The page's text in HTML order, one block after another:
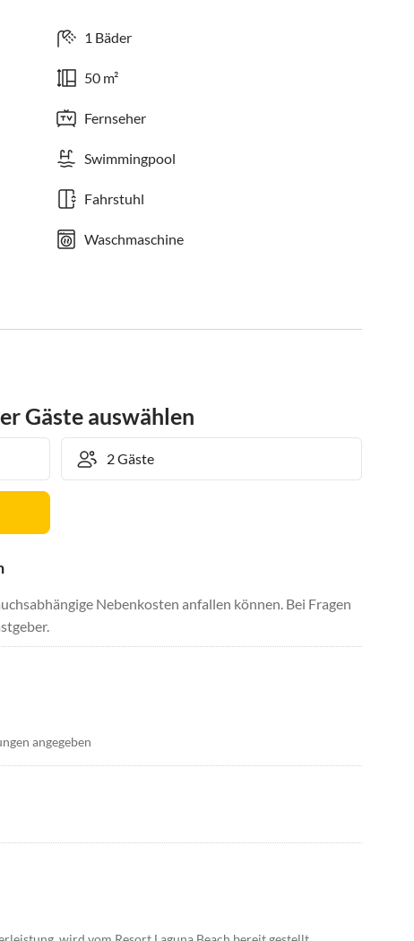
1 Bäder
50 m²
Fernseher
Swimmingpool
Fahrstuhl
Waschmaschine
Gäste auswählen
Nebenkosten anfallen können. Bei Fragen
angegeben